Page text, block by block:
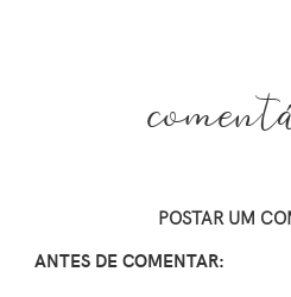
POSTAR UM
ANTES DE COMENTAR: